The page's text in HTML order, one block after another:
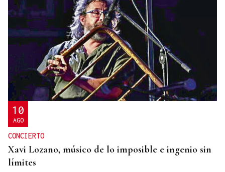
10
AGO
CONCIERTO
Xavi Lozano, músico de lo imposible e ingenio sin
límites